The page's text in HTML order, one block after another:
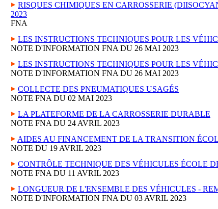
RISQUES CHIMIQUES EN CARROSSERIE
2023
FNA
LES INSTRUCTIONS TECHNIQUES POUR LES
NOTE D'INFORMATION FNA DU 26 MAI 2023
LES INSTRUCTIONS TECHNIQUES POUR LES
NOTE D'INFORMATION FNA DU 26 MAI 2023
COLLECTE DES PNEUMATIQUES USAGÉS
NOTE FNA DU 02 MAI 2023
LA PLATEFORME DE LA CARROSSERIE DURABLE
NOTE FNA DU 24 AVRIL 2023
AIDES AU FINANCEMENT DE LA TRANSITION
NOTE DU 19 AVRIL 2023
CONTRÔLE TECHNIQUE DES VÉHICULES ÉCOLE
NOTE FNA DU 11 AVRIL 2023
LONGUEUR DE L'ENSEMBLE DES VÉHICULES -
NOTE D'INFORMATION FNA DU 03 AVRIL 2023